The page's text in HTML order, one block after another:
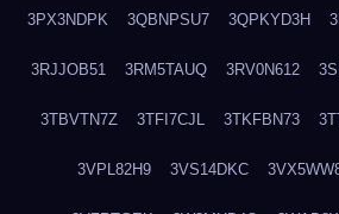
3PX3NDPK 3QBNPSU7 3QPKYD3H
3RJJOB51 3RM5TAUQ 3RV0N612
3TBVTN7Z 3TFI7CJL 3TKFBN73
3VPL82H9 3VS14DKC